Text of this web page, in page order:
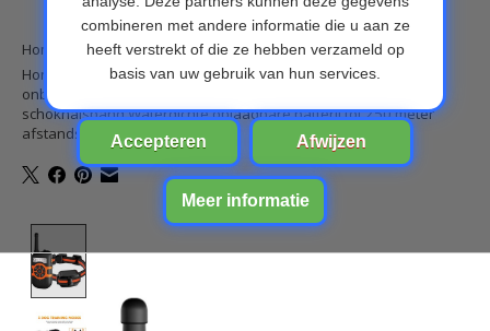
Home
Honden Trainingshalsbanden met vergrendelknop om
onbedoelde bediening te voorkomen. Elektronische
schokhalsband Waterdichte oplaadbare batterij tot 250 meter
afstandsbedieningsbereik
Product image slideshow Items